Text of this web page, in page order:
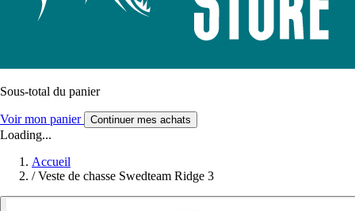
Sous-total du panier
Voir mon panier Continuer mes achats
Loading...
Accueil
/ Veste de chasse Swedteam Ridge 3